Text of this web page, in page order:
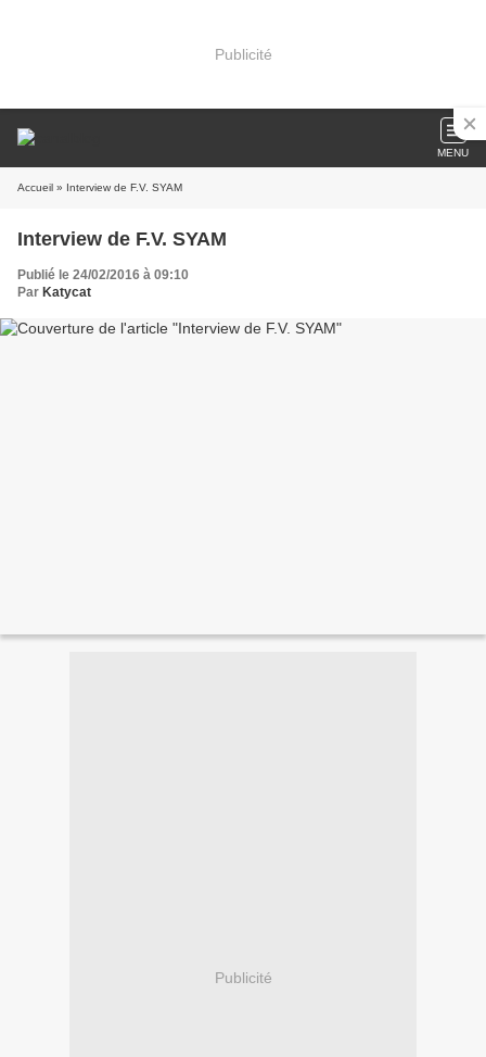
Publicité
MENU
Accueil » Interview de F.V. SYAM
Interview de F.V. SYAM
Publié le 24/02/2016 à 09:10
Par Katycat
Publicité